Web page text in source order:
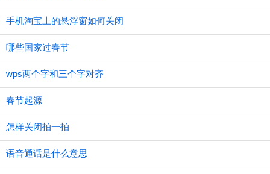
手机淘宝上的悬浮窗如何关闭
哪些国家过春节
wps两个字和三个字对齐
春节起源
怎样关闭拍一拍
语音通话是什么意思